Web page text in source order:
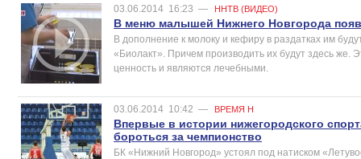
03.06.2014 16:23 — ННТВ (ВИДЕО)
В меню малышей Нижнего Новгорода
В дополнение к молоку и кефиру в раздатках им
«Биолакт». Причем производить их будут здесь
ценность и являются лечебными.
03.06.2014 10:42 — ВРЕМЯ Н
Впервые в истории нижегородского
бороться за чемпионство
БК «Нижний Новгород» устоял под натиском